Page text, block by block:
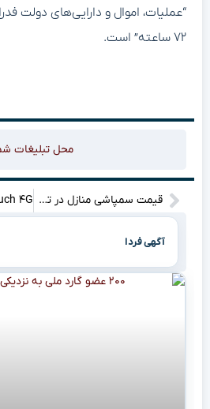
“عملیات، اموال و دارایی‌های دولت
۷۲ ساعته” است.
محل تبلیغات
قیمت سمپاشی منازل در تهران چقدر است؟
آگهی فردا